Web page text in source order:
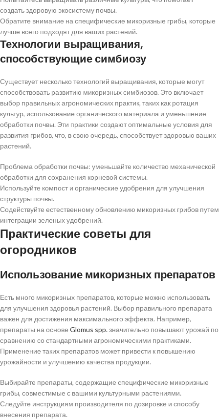
создать здоровую экосистему почвы.
Обратите внимание на специфические микоризные грибы, которые
лучше всего подходят для ваших растений.
Технологии выращивания,
способствующие симбиозу
Существует несколько технологий выращивания, которые могут
способствовать развитию микоризных симбиозов. Это включает
выбор правильных агрономических практик, таких как ротация
культур, использование органического материала и уменьшение
обработки почвы. Эти практики создают оптимальные условия для
развития грибов, что, в свою очередь, способствует здоровью ваших
растений.
Проблема обработки почвы: уменьшайте количество механической
обработки для сохранения корневой системы.
Используйте компост и органические удобрения для улучшения
структуры почвы.
Содействуйте естественному обновлению микоризных грибов путем
интеграции зеленых удобрений.
Практические советы для
огородников
Использование микоризных препаратов
Есть много микоризных препаратов, которые можно использовать
для улучшения здоровья растений. Выбор правильного препарата
важен для достижения максимального эффекта. Например,
препараты на основе Glomus spp.значительно повышают урожай по
сравнению со стандартными агрономическими практиками.
Применение таких препаратов может привести к повышению
урожайности и улучшению качества продукции.
Выбирайте препараты, содержащие специфические микоризные
грибы, совместимые с вашими культурными растениями.
Следуйте инструкциям производителя по дозировке и способу
внесения препарата.